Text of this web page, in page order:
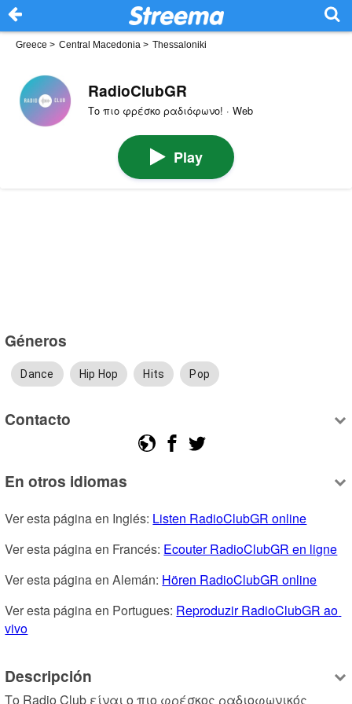
Greece > Central Macedonia > Thessaloniki
RadioClubGR
Το πιο φρέσκο ραδιόφωνο! · Web
Play
Géneros
Dance Hip Hop Hits Pop
Contacto
En otros idiomas
Ver esta página en Inglés: Listen RadioClubGR online
Ver esta página en Francés: Ecouter RadioClubGR en ligne
Ver esta página en Alemán: Hören RadioClubGR online
Ver esta página en Portugues: Reproduzir RadioClubGR ao
vivo
Descripción
Το Radio Club είναι ο πιο φρέσκος ραδιοφωνικός